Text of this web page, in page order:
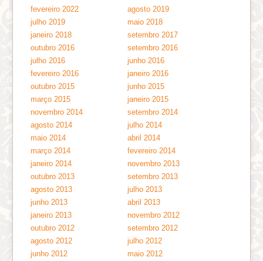
fevereiro 2022
agosto 2019
julho 2019
maio 2018
janeiro 2018
setembro 2017
outubro 2016
setembro 2016
julho 2016
junho 2016
fevereiro 2016
janeiro 2016
outubro 2015
junho 2015
março 2015
janeiro 2015
novembro 2014
setembro 2014
agosto 2014
julho 2014
maio 2014
abril 2014
março 2014
fevereiro 2014
janeiro 2014
novembro 2013
outubro 2013
setembro 2013
agosto 2013
julho 2013
junho 2013
abril 2013
janeiro 2013
novembro 2012
outubro 2012
setembro 2012
agosto 2012
julho 2012
junho 2012
maio 2012